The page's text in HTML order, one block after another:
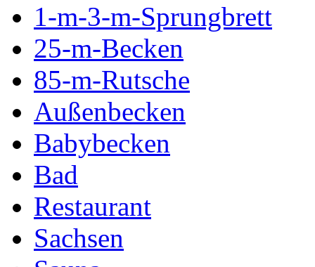
1-m-3-m-Sprungbrett
25-m-Becken
85-m-Rutsche
Außenbecken
Babybecken
Bad
Restaurant
Sachsen